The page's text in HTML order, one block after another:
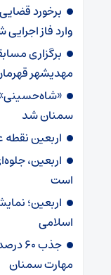
برخورد
وارد فاز
برگزاری
مهدیشهر
سمنان شد
اربعین
اربعین،
است
اربعین؛
اسلامی
جذب
مهارت سمنان